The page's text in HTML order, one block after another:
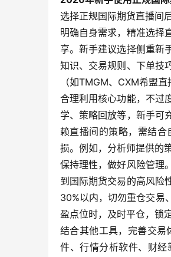
选择正规国际期货直播间
明确自身需求，精准选择
享。新手建议选择侧重新
知识、交易规则、下单技
（如TMGM、CXM希盟
合理利用核心功能，不过
学、策略回放等，新手可
赖直播间的策略，需结合
损。例如，分析师提供的
保持理性，做好风险管理
到国际期货交易的高风险
30%以内，切勿重仓交易
盈点位时，及时平仓，锁
结合其他工具，完善交易
件、行情分析软件、财